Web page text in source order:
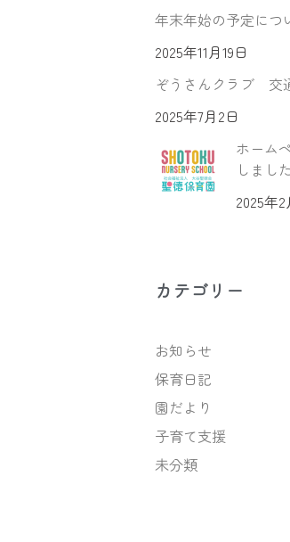
年末年始の予定につ
2025年11月19日
ぞうさんクラブ 交
2025年7月2日
ホーム
しまし
2025年2
カテゴリー
お知らせ
保育日記
園だより
子育て支援
未分類